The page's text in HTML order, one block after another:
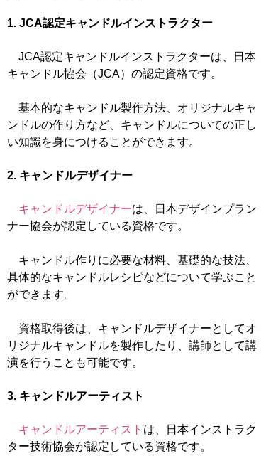
1. JCA認定キャンドルインストラクター
JCA認定キャンドルインストラクターは、日本
キャンドル協会（JCA）の認定資格です。
基本的なキャンドル製作方法、オリジナルキャ
ンドルの作り方など、キャンドルについての正し
い知識を身につけることができます。
2. キャンドルデザイナー
キャンドルデザイナーは、日本デザインプラン
ナー協会が認定している資格です。
キャンドル作りに必要な材料、基礎的な技法、
具体的なキャンドルレシピなどについて学ぶこと
ができます。
資格取得後は、キャンドルデザイナーとしてオ
リジナルキャンドルを製作したり、講師として講
演を行うことも可能です。
3. キャンドルアーティスト
キャンドルアーティスト は、日本インストラク
ター技術協会が認定している資格です。